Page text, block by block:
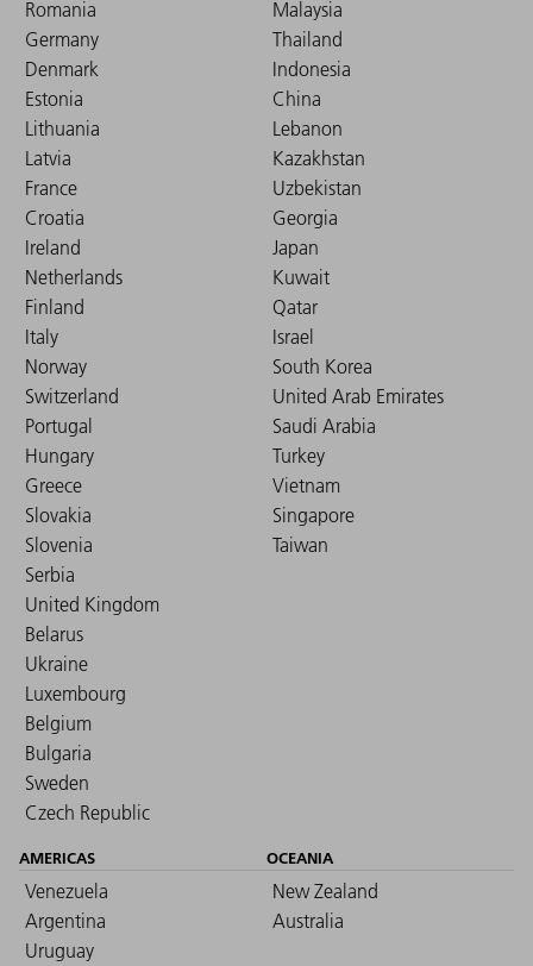
Romania
Germany
Denmark
Estonia
Lithuania
Latvia
France
Croatia
Ireland
Netherlands
Finland
Italy
Norway
Switzerland
Portugal
Hungary
Greece
Slovakia
Slovenia
Serbia
United Kingdom
Belarus
Ukraine
Luxembourg
Belgium
Bulgaria
Sweden
Czech Republic
Malaysia
Thailand
Indonesia
China
Lebanon
Kazakhstan
Uzbekistan
Georgia
Japan
Kuwait
Qatar
Israel
South Korea
United Arab Emirates
Saudi Arabia
Turkey
Vietnam
Singapore
Taiwan
AMERICAS
Venezuela
Argentina
Uruguay
OCEANIA
New Zealand
Australia